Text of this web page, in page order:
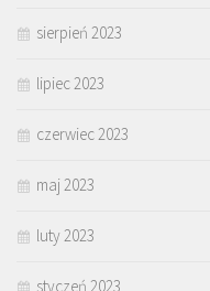
sierpień 2023
lipiec 2023
czerwiec 2023
maj 2023
luty 2023
styczeń 2023